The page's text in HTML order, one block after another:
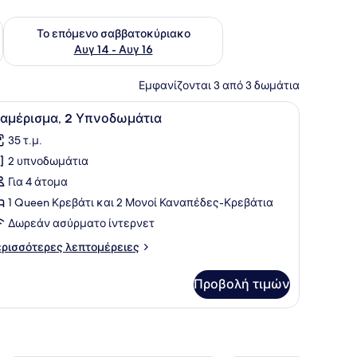
σαββατοκύριακο Αυγ 7 - Αυγ 9
Το επόμενο σαββατοκύριακο
Αυγ 14 - Αυγ 16
Έλεγχος διαθεσιμότητας για το επόμενο σαββατοκύριακο
Εμφανίζονται 3 από 3 δωμάτια
στο δωμάτιο, δωρεάν κούνιες/κρεβατάκια μωρού
Διαμέρισμα, 2 Υπνοδωμάτια |
20 2 Υπνοδωμάτια
35 τ.μ.
2 υπνοδωμάτια
Για 4 άτομα
1 Queen Κρεβάτι και 2 Μονοί Καναπέδες-Κρεβάτια
Δωρεάν ασύρματο ίντερνετ
λεπτομέρειες
Προβολή τιμών